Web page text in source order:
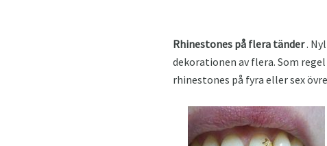
Rhinestones på flera tänder.
dekorationen av flera. Som
rhinestones på fyra eller sex